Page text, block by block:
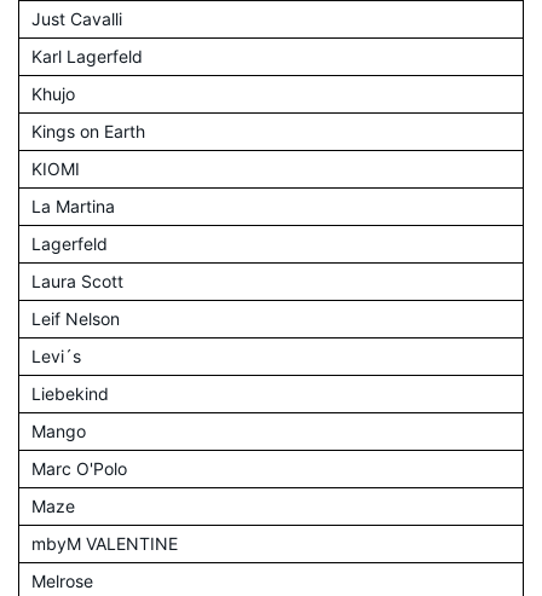
Just Cavalli
Karl Lagerfeld
Khujo
Kings on Earth
KIOMI
La Martina
Lagerfeld
Laura Scott
Leif Nelson
Levi´s
Liebekind
Mango
Marc O'Polo
Maze
mbyM VALENTINE
Melrose